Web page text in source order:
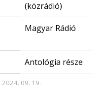
(közrádió)
Magyar Rádió
Antológia része
09. 19.